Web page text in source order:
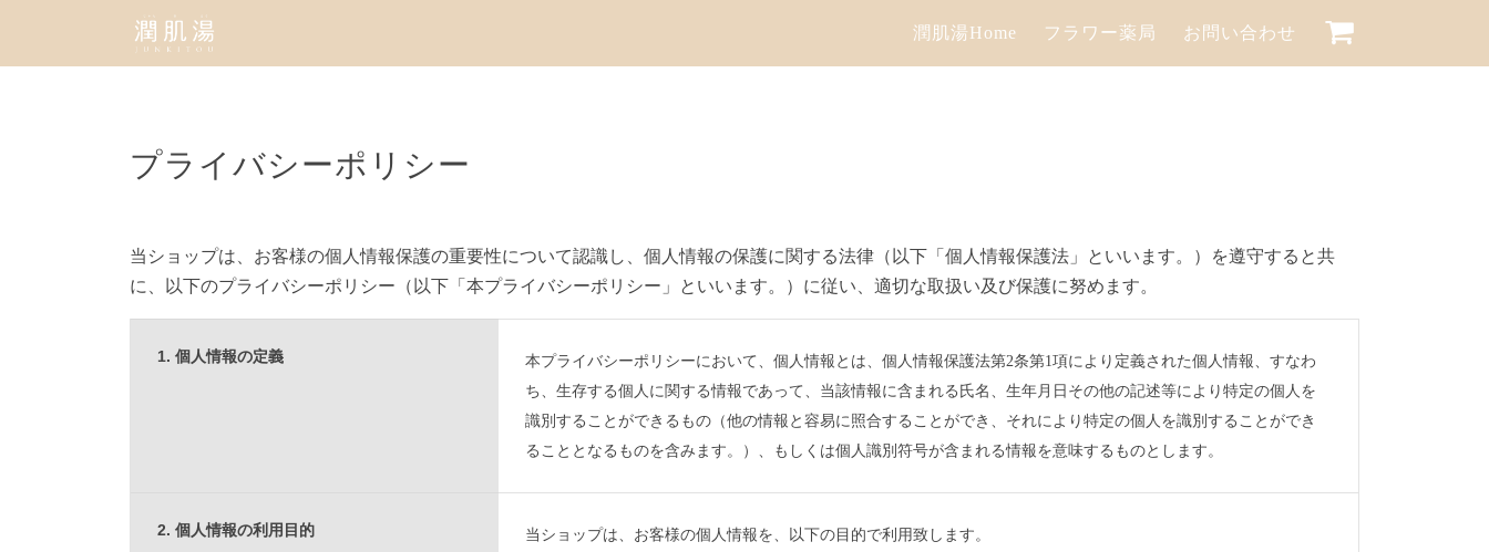
潤肌湯Home フラワー薬局 お問い合わせ
プライバシーポリシー
当ショップは、お客様の個人情報保護の重要性について認識し、個人情報の保護に関する法律（以下「個人情報保護法」といいます。）を遵守すると共
に、以下のプライバシーポリシー（以下「本プライバシーポリシー」といいます。）に従い、適切な取扱い及び保護に努めます。
1. 個人情報の定義
本プライバシーポリシーにおいて、個人情報とは、個人情報保護法第2条第1項により定義された個人情報、すなわ
ち、生存する個人に関する情報であって、当該情報に含まれる氏名、生年月日その他の記述等により特定の個人を
識別することができるもの（他の情報と容易に照合することができ、それにより特定の個人を識別することができ
ることとなるものを含みます。）、もしくは個人識別符号が含まれる情報を意味するものとします。
2. 個人情報の利用目的
当ショップは、お客様の個人情報を、以下の目的で利用致します。